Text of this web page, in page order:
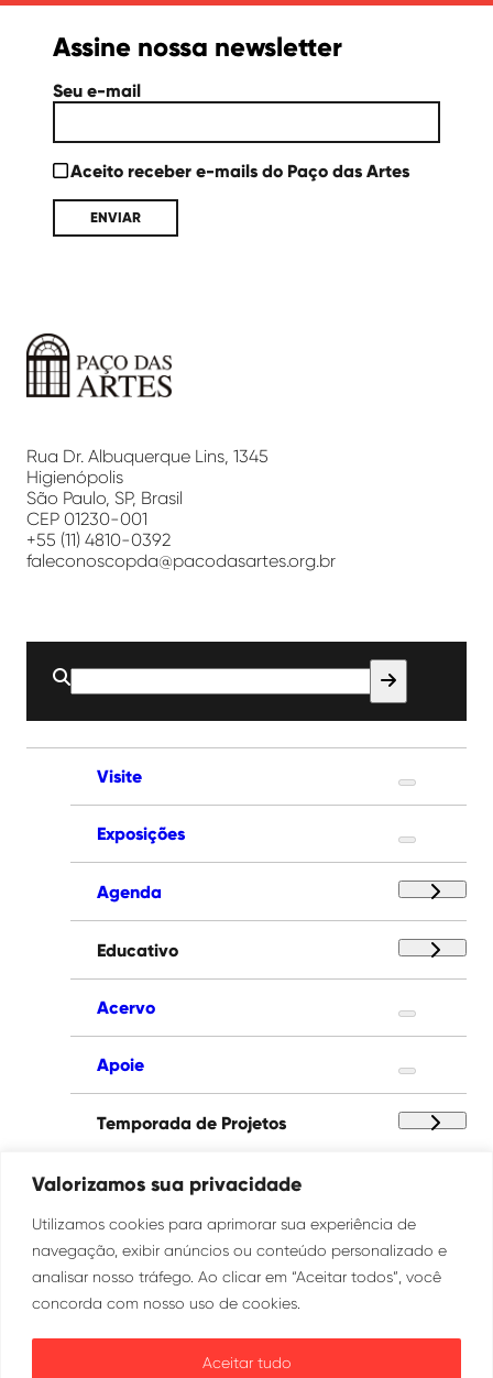
Valorizamos sua privacidade
Utilizamos cookies para aprimorar sua experiência de
navegação, exibir anúncios ou conteúdo personalizado e
analisar nosso tráfego. Ao clicar em “Aceitar todos”, você
concorda com nosso uso de cookies.
Aceitar tudo
Assine nossa newsletter
Seu e-mail
Aceito receber e-mails do Paço das Artes
Artes
Rua Dr. Albuquerque Lins, 1345
Higienópolis
São Paulo, SP, Brasil
CEP 01230-001
+55 (11) 4810-0392
faleconoscopda@pacodasartes.org.br
Buscar
por:
Visite
Exposições
Agenda
Educativo
Acervo
Apoie
Temporada de Projetos
Paço das Artes
Institucional